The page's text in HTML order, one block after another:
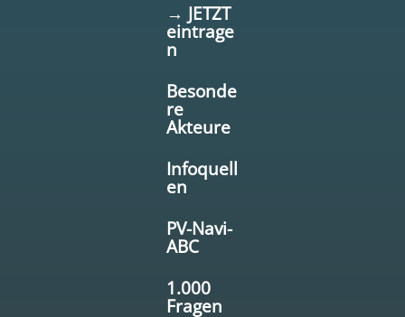
→ JETZT
eintrage
n
Besonde
re
Akteure
Infoquell
en
PV-Navi-
ABC
1.000
Fragen